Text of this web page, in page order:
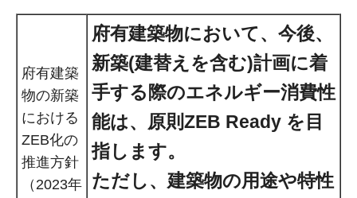
府有建築
物の新築
における
ZEB化の
推進方針
（2023年
府有建築物において、今後、
新築(建替えを含む)計画に着
手する際のエネルギー消費性
能は、原則ZEB Ready を目
指します。
ただし、建築物の用途や特性